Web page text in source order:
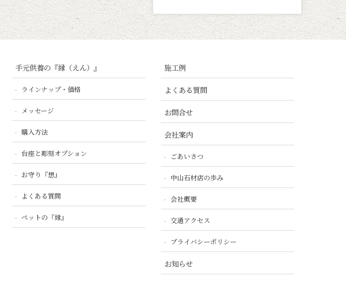
手元供養の『縁（えん）』
ラインナップ・価格
メッセージ
購入方法
台座と彫刻オプション
お守り『想』
よくある質問
ペットの『縁』
施工例
よくある質問
お問合せ
会社案内
ごあいさつ
中山石材店の歩み
会社概要
交通アクセス
プライバシーポリシー
お知らせ